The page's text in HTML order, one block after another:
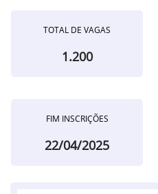
TOTAL DE VAGAS
1.200
FIM INSCRIÇÕES
22/04/2025